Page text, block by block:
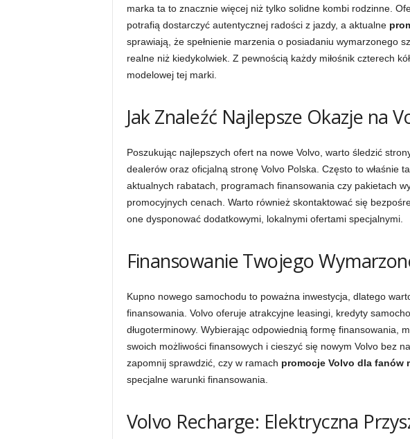
marka ta to znacznie więcej niż tylko solidne kombi rodzinne.
potrafią dostarczyć autentycznej radości z jazdy, a aktualne
sprawiają, że spełnienie marzenia o posiadaniu wymarzonego
realne niż kiedykolwiek. Z pewnością każdy miłośnik czterech
modelowej tej marki.
Jak Znaleźć Najlepsze Okazje na
Poszukując najlepszych ofert na nowe Volvo, warto śledzić
dealerów oraz oficjalną stronę Volvo Polska. Często to właśnie
aktualnych rabatach, programach finansowania czy pakietach
promocyjnych cenach. Warto również skontaktować się
one dysponować dodatkowymi, lokalnymi ofertami specjalnymi.
Finansowanie Twojego
Kupno nowego samochodu to poważna inwestycja, dlatego
finansowania. Volvo oferuje atrakcyjne leasingi, kredyty
długoterminowy. Wybierając odpowiednią formę finansowania,
swoich możliwości finansowych i cieszyć się nowym Volvo bez
zapomnij sprawdzić, czy w ramach promocje Volvo dla fanów
specjalne warunki finansowania.
Volvo Recharge: Elektryczna